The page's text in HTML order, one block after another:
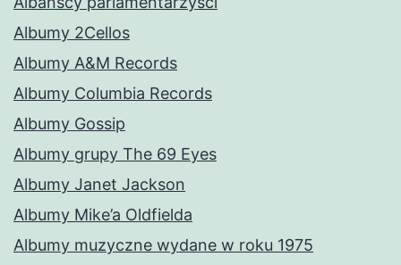
Albumy 2Cellos
Albumy A&M Records
Albumy Columbia Records
Albumy Gossip
Albumy grupy The 69 Eyes
Albumy Janet Jackson
Albumy Mike’a Oldfielda
Albumy muzyczne wydane w roku 1975